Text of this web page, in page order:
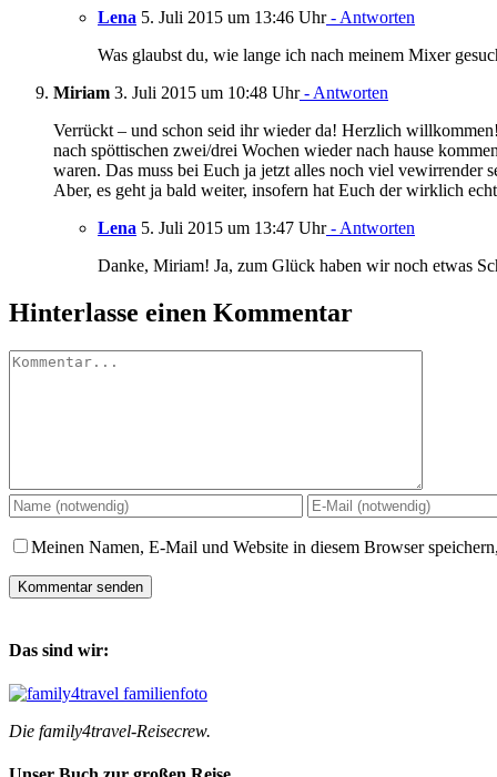
Lena 5. Juli 2015 um 13:46 Uhr- Antworten
Was glaubst du, wie lange ich nach meinem Mixer
Miriam 3. Juli 2015 um 10:48 Uhr- Antworten
Verrückt – und schon seid ihr wieder da! Herzlich
nach spöttischen zwei/drei Wochen wieder nach hause
waren. Das muss bei Euch ja jetzt alles noch viel vewirrender
Aber, es geht ja bald weiter, insofern hat Euch der wirklich
Lena 5. Juli 2015 um 13:47 Uhr- Antworten
Danke, Miriam! Ja, zum Glück haben wir noch etwas
Hinterlasse einen Kommentar
Kommentar
Meinen Namen, E-Mail und Website in diesem Browser
Das sind wir:
Die family4travel-Reisecrew.